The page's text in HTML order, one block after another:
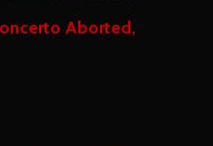
Aborted,